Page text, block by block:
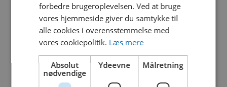
SIMILAR DOWNLOADS
No related download found!
forbedre brugeroplevelsen. Ved at bruge
vores hjemmeside giver du samtykke til
alle cookies i overensstemmelse med
vores cookiepolitik. Læs mere
Absolut
nødvendige
Ydeevne Målretning